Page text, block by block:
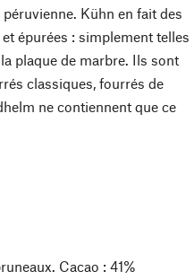
Kühn en fait des
épurées : simplement telles
plaque de marbre. Ils sont
classiques, fourrés de
ne contiennent que ce
Cacao : 41%